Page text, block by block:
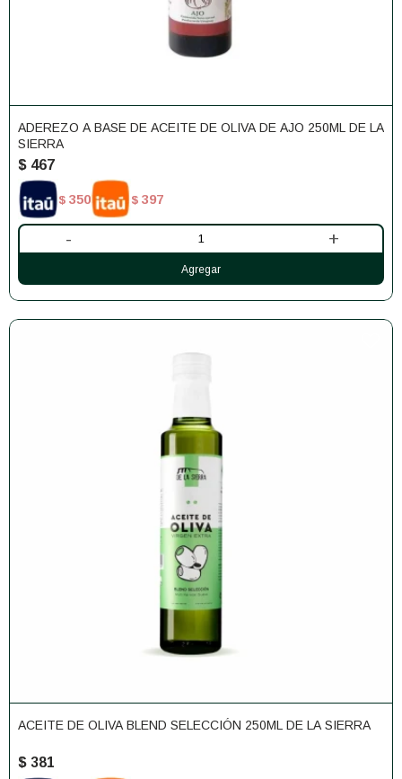
ADEREZO A BASE DE ACEITE DE OLIVA DE AJO 250ML DE LA
SIERRA
$ 467
$ 350 $ 397
- +
ACEITE DE OLIVA BLEND SELECCIÓN 250ML DE LA SIERRA
$ 381